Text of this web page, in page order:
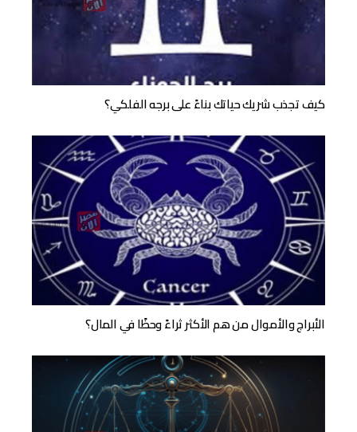
كيف تجذب شريك حياتك بناءً على برجه الفلكي؟
الأبراج والأموال من هم الأكثر ثراءً وحظًا في المال؟